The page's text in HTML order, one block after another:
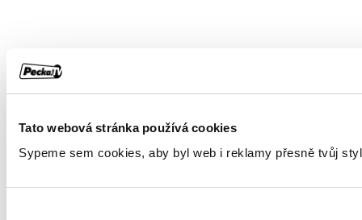
Tato webová stránka používá cookies
Sypeme sem cookies, aby byl web i reklamy přesně tvůj